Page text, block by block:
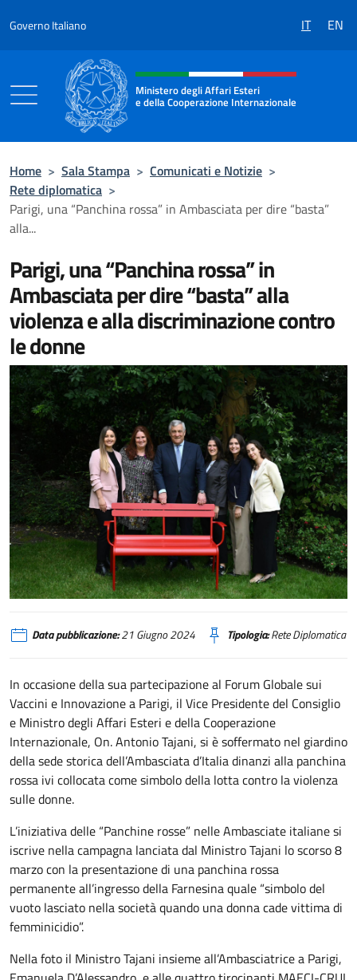
Governo Italiano IT EN
Intestazione sito, social e menù
Ministero degli Affari Esteri
e della Cooperazione Internazionale
Home > Sala Stampa > Comunicati e Notizie >
Rete diplomatica >
Parigi, una “Panchina rossa” in Ambasciata per dire “basta”
alla...
Parigi, una “Panchina rossa” in
Ambasciata per dire “basta” alla
violenza e alla discriminazione contro
le donne
Parigi, una “Panchina rossa” in Ambasciata per dire “basta” alla violenza
Data pubblicazione:21 Giugno 2024 Tipologia:Rete Diplomatica
In occasione della sua partecipazione al Forum Globale sui
Vaccini e Innovazione a Parigi, il Vice Presidente del Consiglio
e Ministro degli Affari Esteri e della Cooperazione
Internazionale, On. Antonio Tajani, si è soffermato nel giardino
della sede storica dell’Ambasciata d’Italia dinanzi alla panchina
rossa ivi collocata come simbolo della lotta contro la violenza
sulle donne.
L’iniziativa delle “Panchine rosse” nelle Ambasciate italiane si
iscrive nella campagna lanciata dal Ministro Tajani lo scorso 8
marzo con la presentazione di una panchina rossa
permanente all’ingresso della Farnesina quale “simbolo del
vuoto lasciato nella società quando una donna cade vittima di
femminicidio”.
Nella foto il Ministro Tajani insieme all’Ambasciatrice a Parigi,